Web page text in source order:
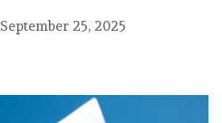
September 25, 2025